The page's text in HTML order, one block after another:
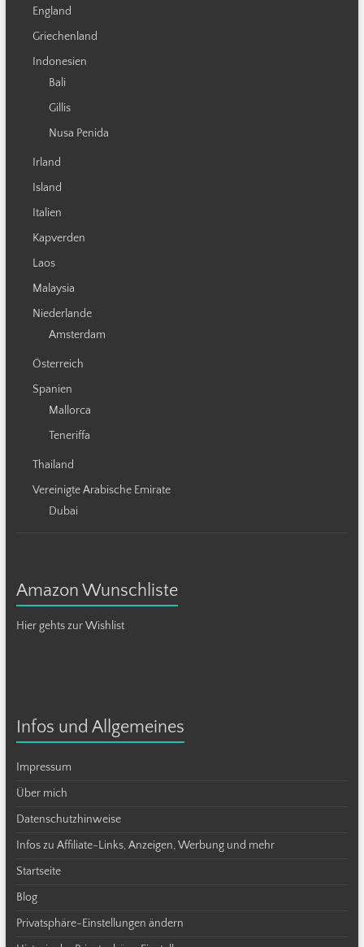
England
Griechenland
Indonesien
Bali
Gillis
Nusa Penida
Irland
Island
Italien
Kapverden
Laos
Malaysia
Niederlande
Amsterdam
Österreich
Spanien
Mallorca
Teneriffa
Thailand
Vereinigte Arabische Emirate
Dubai
Amazon Wunschliste
Hier gehts zur Wishlist
Infos und Allgemeines
Impressum
Über mich
Datenschutzhinweise
Infos zu Affiliate-Links, Anzeigen, Werbung und mehr
Startseite
Blog
Privatsphäre-Einstellungen ändern